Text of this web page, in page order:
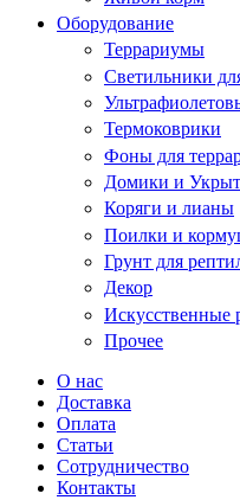
Оборудование
Террариумы
Светильники
Термоковрики
Фоны для
Домики и
Коряги и лианы
Поилки и
Грунт для
Декор
Искусственные
Прочее
О нас
Доставка
Оплата
Статьи
Сотрудничество
Контакты